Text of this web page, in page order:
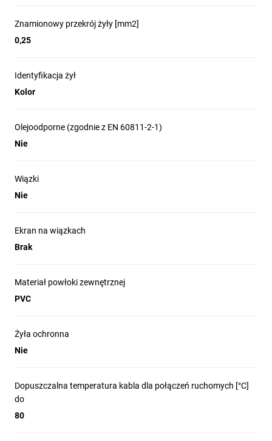
Znamionowy przekrój żyły [mm2]
0,25
Identyfikacja żył
Kolor
Olejoodporne (zgodnie z EN 60811-2-1)
Nie
Wiązki
Nie
Ekran na wiązkach
Brak
Materiał powłoki zewnętrznej
PVC
Żyła ochronna
Nie
Dopuszczalna temperatura kabla dla połączeń ruchomych [°C]
do
80